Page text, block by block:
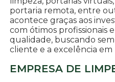
portaria remota, entre
acontece graças aos
com ótimos profissionais
qualidade, buscando
cliente e a excelência
EMPRESA DE